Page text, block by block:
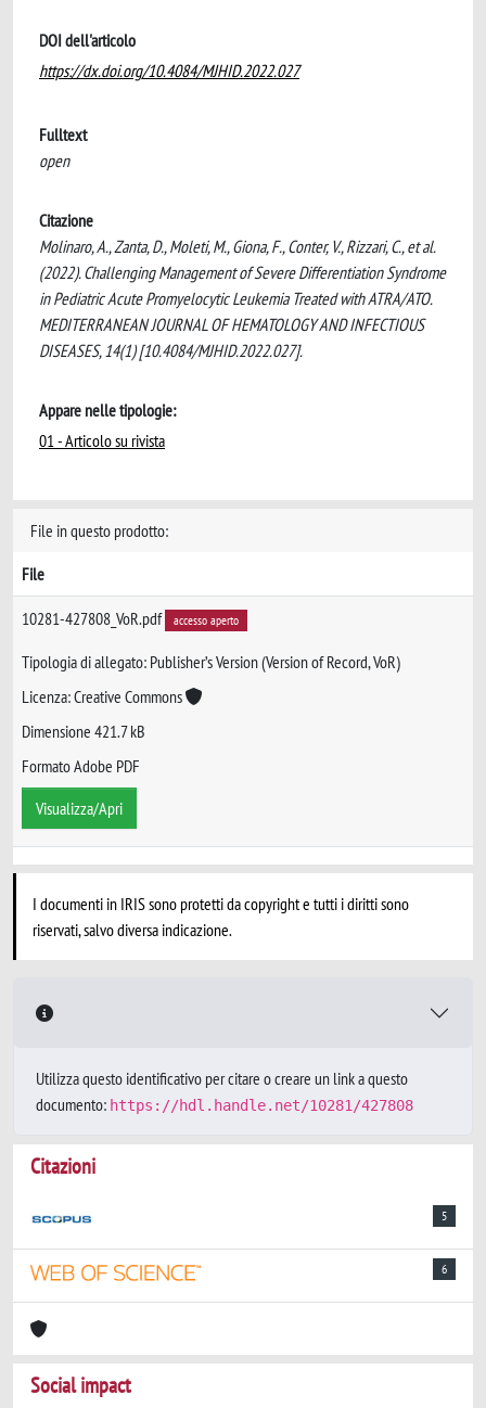
DOI dell'articolo
https://dx.doi.org/10.4084/MJHID.2022.027
Fulltext
open
Citazione
Molinaro, A., Zanta, D., Moleti, M., Giona, F., Conter, V., Rizzari, C., et al.
(2022). Challenging Management of Severe Differentiation Syndrome
in Pediatric Acute Promyelocytic Leukemia Treated with ATRA/ATO.
MEDITERRANEAN JOURNAL OF HEMATOLOGY AND INFECTIOUS
DISEASES, 14(1) [10.4084/MJHID.2022.027].
Appare nelle tipologie:
01 - Articolo su rivista
File in questo prodotto:
File
10281-427808_VoR.pdf accesso aperto
Tipologia di allegato: Publisher’s Version (Version of Record, VoR)
Licenza: Creative Commons
Dimensione 421.7 kB
Formato Adobe PDF
Visualizza/Apri
I documenti in IRIS sono protetti da copyright e tutti i diritti sono
riservati, salvo diversa indicazione.
Utilizza questo identificativo per citare o creare un link a questo
documento: https://hdl.handle.net/10281/427808
Citazioni
5
6
Social impact